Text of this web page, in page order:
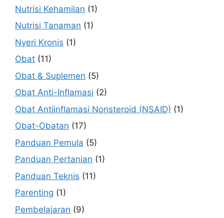
Nutrisi Kehamilan (1)
Nutrisi Tanaman (1)
Nyeri Kronis (1)
Obat (11)
Obat & Suplemen (5)
Obat Anti-Inflamasi (2)
Obat Antiinflamasi Nonsteroid (NSAID) (1)
Obat-Obatan (17)
Panduan Pemula (5)
Panduan Pertanian (1)
Panduan Teknis (11)
Parenting (1)
Pembelajaran (9)